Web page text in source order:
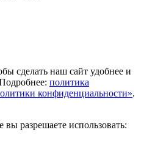
сделать наш сайт удобнее и
политика
конфиденциальности».
разрешаете использовать: